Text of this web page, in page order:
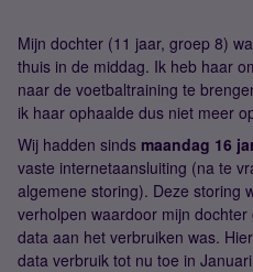
Mijn dochter (11 jaar, groep 8)
thuis in de middag. Ik heb haar
naar de voetbaltraining te
ik haar ophaalde dus niet meer
Wij hadden sinds maandag 16
vaste internetaansluiting (na te
algemene storing). Deze storing
verholpen waardoor mijn
data aan het verbruiken was.
data verbruik tot nu toe in